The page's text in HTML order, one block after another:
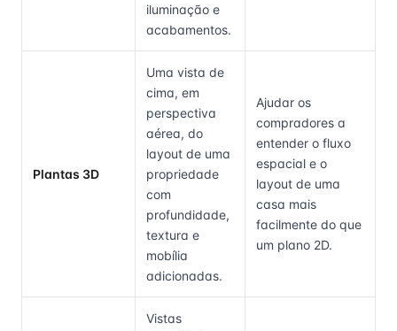
iluminação e
acabamentos.
Plantas 3D
Uma vista de
cima, em
perspectiva
aérea, do
layout de uma
propriedade
com
profundidade,
textura e
mobília
adicionadas.
Ajudar os
compradores a
entender o fluxo
espacial e o
layout de uma
casa mais
facilmente do que
um plano 2D.
Vistas